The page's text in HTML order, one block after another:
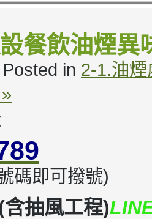
設餐飲油煙
Posted in 2-1.油
碼即可撥號)
抽風工程)